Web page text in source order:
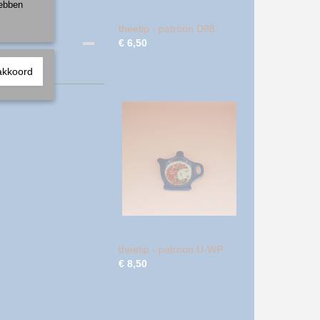
theetip - patroon D88
€ 6,50
theetip - patroon U-WP
€ 8,50